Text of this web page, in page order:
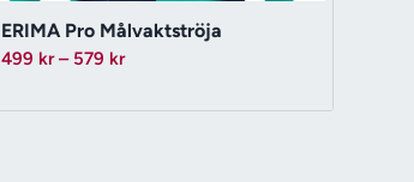
ERIMA Pro Målvaktströja
499 kr – 579 krPrisintervall:
till